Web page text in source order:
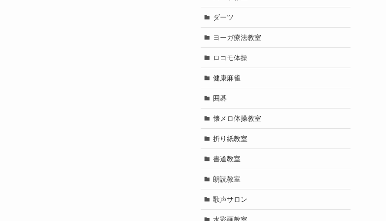
ダーツ
ヨーガ療法教室
ロコモ体操
健康麻雀
囲碁
懐メロ体操教室
折り紙教室
書道教室
朗読教室
歌声サロン